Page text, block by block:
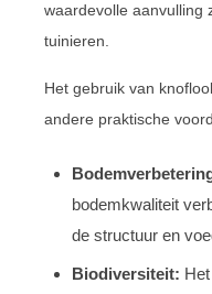
waardevolle aanvulling
tuinieren.
Het gebruik van
andere praktische
bodemkwaliteit
de structuur en
Biodiversiteit: